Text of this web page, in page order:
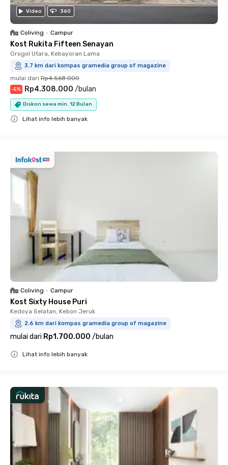
Video 360
Coliving • Campur
Kost Rukita Fifteen Senayan
Grogol Utara, Kebayoran Lama
3.7 km dari kompas gramedia group of magazine
mulai dari Rp4.568.000
-5% Rp4.308.000 /bulan
Diskon sewa min. 12 Bulan
Lihat info lebih banyak
Coliving • Campur
Kost Sixty House Puri
Kedoya Selatan, Kebon Jeruk
2.6 km dari kompas gramedia group of magazine
mulai dari Rp1.700.000 /bulan
Lihat info lebih banyak